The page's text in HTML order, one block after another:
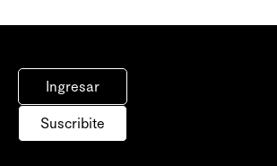
Ingresar
Suscribite